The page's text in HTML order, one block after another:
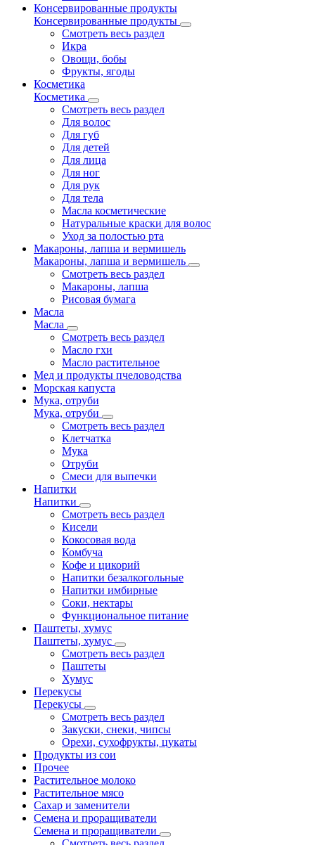
Консервированные продукты
Консервированные продукты
Смотреть весь раздел
Икра
Овощи, бобы
Фрукты, ягоды
Косметика
Косметика
Смотреть весь раздел
Для волос
Для губ
Для детей
Для лица
Для ног
Для рук
Для тела
Масла косметические
Натуральные краски для волос
Уход за полостью рта
Макароны, лапша и вермишель
Макароны, лапша и вермишель
Смотреть весь раздел
Макароны, лапша
Рисовая бумага
Масла
Масла
Смотреть весь раздел
Масло гхи
Масло растительное
Мед и продукты пчеловодства
Морская капуста
Мука, отруби
Мука, отруби
Смотреть весь раздел
Клетчатка
Мука
Отруби
Смеси для выпечки
Напитки
Напитки
Смотреть весь раздел
Кисели
Кокосовая вода
Комбуча
Кофе и цикорий
Напитки безалкогольные
Напитки имбирные
Соки, нектары
Функциональное питание
Паштеты, хумус
Паштеты, хумус
Смотреть весь раздел
Паштеты
Хумус
Перекусы
Перекусы
Смотреть весь раздел
Закуски, снеки, чипсы
Орехи, сухофрукты, цукаты
Продукты из сои
Прочее
Растительное молоко
Растительное мясо
Сахар и заменители
Семена и проращиватели
Семена и проращиватели